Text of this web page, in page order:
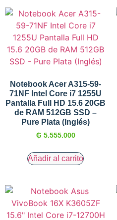
Notebook Acer A315-59-
71NF Intel Core i7 1255U
Pantalla Full HD 15.6 20GB
de RAM 512GB SSD –
Pure Plata (Inglés)
₲ 5.555.000
Añadir al carrito